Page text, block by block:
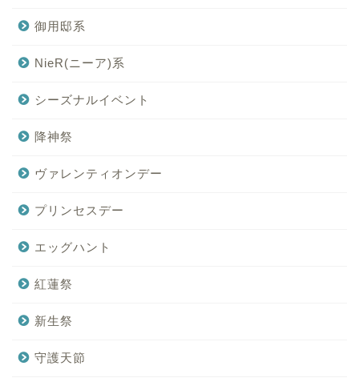
御用邸系
NieR(ニーア)系
シーズナルイベント
降神祭
ヴァレンティオンデー
プリンセスデー
エッグハント
紅蓮祭
新生祭
守護天節